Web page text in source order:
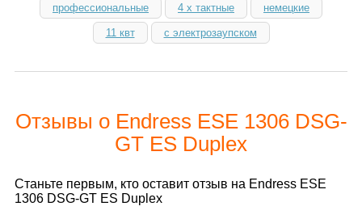
профессиональные 4 х тактные немецкие
11 квт с электрозаупском
Отзывы о Endress ESE 1306 DSG-
GT ES Duplex
Станьте первым, кто оставит отзыв на Endress ESE
1306 DSG-GT ES Duplex